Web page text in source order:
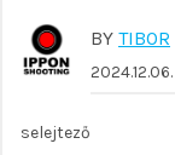
BY TIBOR
2024.12.06.
selejtező